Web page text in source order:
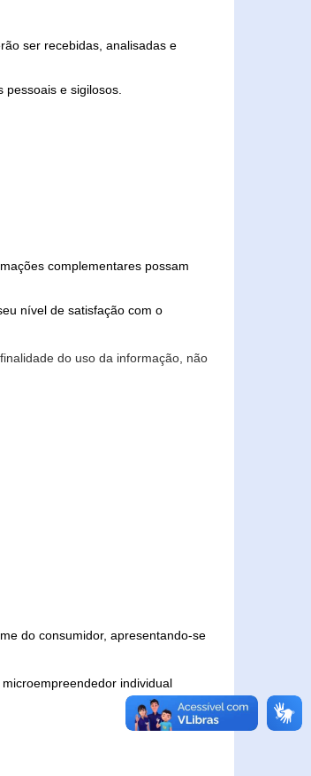
ser recebidas, analisadas e
pessoais e sigilosos.
complementares possam
nível de satisfação com o
do uso da informação, não
do consumidor, apresentando-se
individual